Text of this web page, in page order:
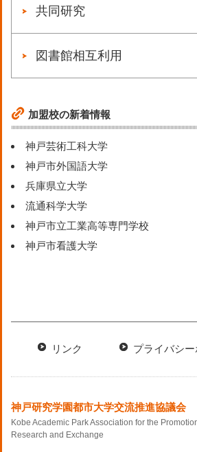
共同研究
図書館相互利用
加盟校の新着情報
神戸芸術工科大学
神戸市外国語大学
兵庫県立大学
流通科学大学
神戸市立工業高等専門学校
神戸市看護大学
リンク プライバシ
神戸研究学園都市大学交流推進協議会
Kobe Academic Park Association for the
Research and Exchange